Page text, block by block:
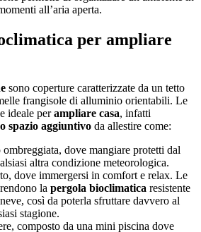
all’aria aperta.
per ampliare
sono coperture caratterizzate da un tetto
frangisole di alluminio orientabili. Le
ideale perampliare casa, infatti
spazio aggiuntivo da allestire come:
ombreggiata, dove mangiare protetti dal
altra condizione meteorologica.
dove immergersi in comfort e relax. Le
la pergola bioclimatica resistente
così da poterla sfruttare davvero al
stagione.
composto da una mini piscina dove